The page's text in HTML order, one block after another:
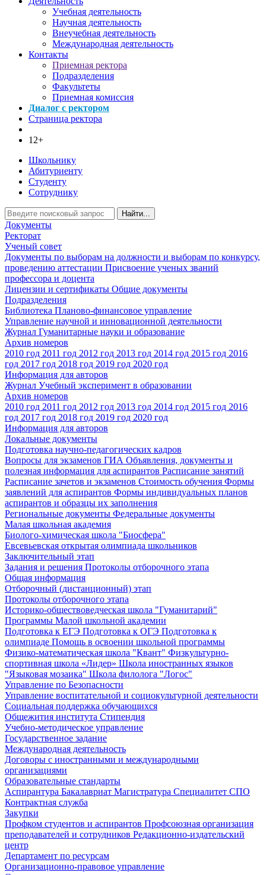
Учебная деятельность
Научная деятельность
Внеучебная деятельность
Международная деятельность
Контакты
Приемная ректора
Подразделения
Факультеты
Приемная комиссия
Диалог с ректором
Страница ректора
12+
Школьнику
Абитуриенту
Студенту
Сотруднику
Найти...
Документы
Ректорат
Ученый совет
Документы по выборам на должности и выборам по конкурсу,
проведению аттестации Присвоение ученых званий
профессора и доцента
Лицензии и сертификаты Общие документы
Подразделения
Библиотека Планово-финансовое управление
Управление научной и инновационной деятельности
Журнал Гуманитарные науки и образование
Архив номеров
2010 год 2011 год 2012 год 2013 год 2014 год 2015 год 2016
год 2017 год 2018 год 2019 год 2020 год
Информация для авторов
Журнал Учебный эксперимент в образовании
Архив номеров
2010 год 2011 год 2012 год 2013 год 2014 год 2015 год 2016
год 2017 год 2018 год 2019 год 2020 год
Информация для авторов
Локальные документы
Подготовка научно-педагогических кадров
Вопросы для экзаменов ГИА Объявления, документы и
полезная информация для аспирантов Расписание занятий
Расписание зачетов и экзаменов Стоимость обучения Формы
заявлений для аспирантов Формы индивидуальных планов
аспирантов и образцы их заполнения
Региональные документы Федеральные документы
Малая школьная академия
Биолого-химическая школа "Биосфера"
Евсевьевская открытая олимпиада школьников
Заключительный этап
Задания и решения Протоколы отборочного этапа
Общая информация
Отборочный (дистанционный) этап
Протоколы отборочного этапа
Историко-обществоведческая школа "Гуманитарий"
Программы Малой школьной академии
Подготовка к ЕГЭ Подготовка к ОГЭ Подготовка к
олимпиаде Помощь в освоении школьной программы
Физико-математическая школа "Квант" Физкультурно-
спортивная школа «Лидер» Школа иностранных языков
"Языковая мозаика" Школа филолога "Логос"
Управление по Безопасности
Управление воспитательной и социокультурной деятельности
Социальная поддержка обучающихся
Общежития института Стипендия
Учебно-методическое управление
Государственное задание
Международная деятельность
Договоры с иностранными и международными
организациями
Образовательные стандарты
Аспирантура Бакалавриат Магистратура Специалитет СПО
Контрактная служба
Закупки
Профком студентов и аспирантов Профсоюзная организация
преподавателей и сотрудников Редакционно-издательский
центр
Департамент по ресурсам
Организационно-правовое управление